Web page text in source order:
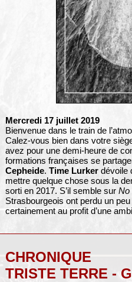
Mercredi 17 juillet 2019
Bienvenue dans le train de
Calez-vous bien dans votre
avez pour une demi-heure de
formations françaises se
Cepheide. Time Lurkerdévoile
mettre quelque chose sous la
sorti en 2017. S’il semble sur No
Strasbourgeois ont perdu un
certainement au profit d’une
CHRONIQUE
TRISTE TERRE -